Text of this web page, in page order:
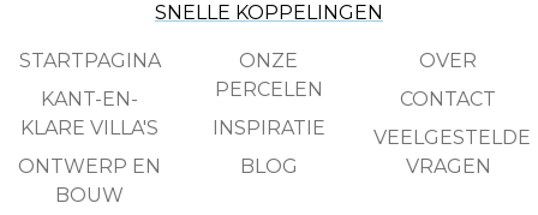
SNELLE KOPPELINGEN
STARTPAGINA
KANT-EN-
KLARE VILLA'S
ONTWERP EN
BOUW
ONZE
PERCELEN
INSPIRATIE
BLOG
OVER
CONTACT
VEELGESTELDE
VRAGEN